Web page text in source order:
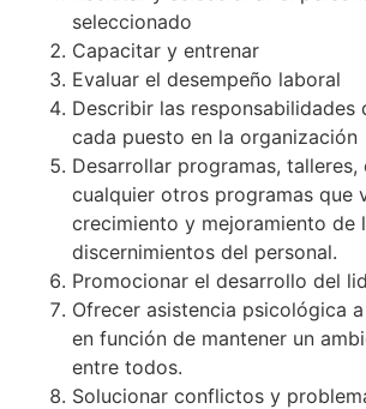
seleccionado
Capacitar y entrenar
Evaluar el desempeño laboral
Describir las responsabilidades
cada puesto en la organización
Desarrollar programas, talleres,
cualquier otros programas que
crecimiento y mejoramiento de
discernimientos del personal.
Promocionar el desarrollo del
Ofrecer asistencia psicológica
en función de mantener un
entre todos.
Solucionar conflictos y